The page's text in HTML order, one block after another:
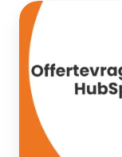
Offertevragen
snel
beantwoorden?
HubSpot’s
Closing
Agent
maakt